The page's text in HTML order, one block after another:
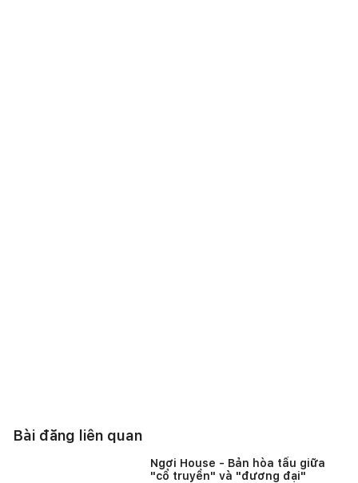
Bài đăng liên quan
Ngơi House - Bản hòa tấu giữa
"cổ truyền" và "đương đại"